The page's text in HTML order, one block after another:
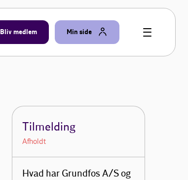
Bliv medlem Min side
Tilmelding
Afholdt
Hvad har Grundfos A/S og